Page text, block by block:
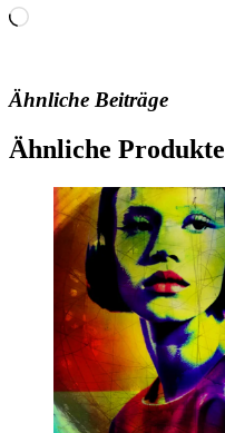
Wird
Ähnliche Beiträge
Ähnliche Produkte